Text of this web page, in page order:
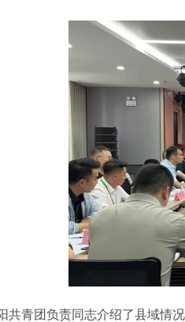
共青团负责同志介绍了县域情